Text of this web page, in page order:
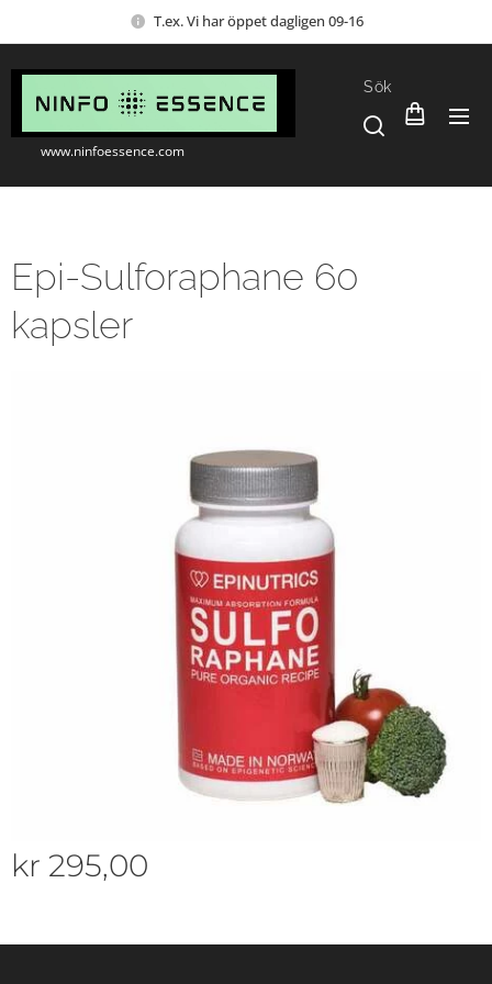
T.ex. Vi har öppet dagligen 09-16
www.ninfoessence.com
Sök
Epi-Sulforaphane 60
kapsler
kr 295,00